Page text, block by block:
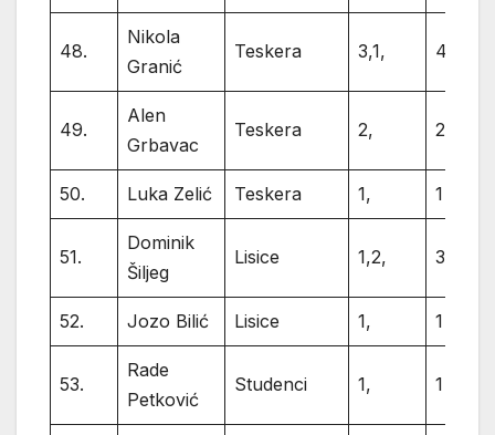
48.
Nikola
Granić
Teskera 3,1, 4
49.
Alen
Grbavac
Teskera 2, 2
50. Luka Zelić Teskera 1, 1
51.
Dominik
Šiljeg
Lisice 1,2, 3
52. Jozo Bilić Lisice 1, 1
53.
Rade
Petković
Studenci 1, 1